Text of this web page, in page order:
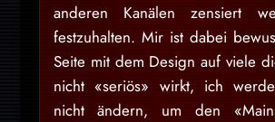
anderen Kanälen zensiert
festzuhalten. Mir ist dabei
Seite mit dem Design auf viele
nicht «seriös» wirkt, ich
nicht ändern, um den